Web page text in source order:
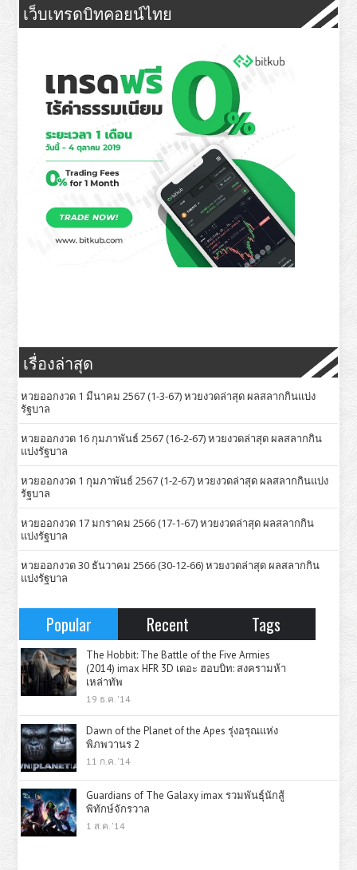
เว็บเทรดบิทคอยน์ไทย
เรื่องล่าสุด
หวยออกงวด 1 มีนาคม 2567 (1-3-67) หวยงวดล่าสุด ผลสลากกินแบ่ง
รัฐบาล
หวยออกงวด 16 กุมภาพันธ์ 2567 (16-2-67) หวยงวดล่าสุด ผลสลากกิน
แบ่งรัฐบาล
หวยออกงวด 1 กุมภาพันธ์ 2567 (1-2-67) หวยงวดล่าสุด ผลสลากกินแบ่ง
รัฐบาล
หวยออกงวด 17 มกราคม 2566 (17-1-67) หวยงวดล่าสุด ผลสลากกิน
แบ่งรัฐบาล
หวยออกงวด 30 ธันวาคม 2566 (30-12-66) หวยงวดล่าสุด ผลสลากกิน
แบ่งรัฐบาล
Popular Recent Tags
The Hobbit: The Battle of the Five Armies
(2014) imax HFR 3D เดอะ ฮอบบิท: สงครามห้า
เหล่าทัพ
19 ธ.ค. '14
Dawn of the Planet of the Apes รุ่งอรุณแห่ง
พิภพวานร 2
11 ก.ค. '14
Guardians of The Galaxy imax รวมพันธุ์นักสู้
พิทักษ์จักรวาล
1 ส.ค. '14